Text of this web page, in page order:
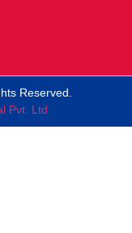
Reserved.
Pvt. Ltd